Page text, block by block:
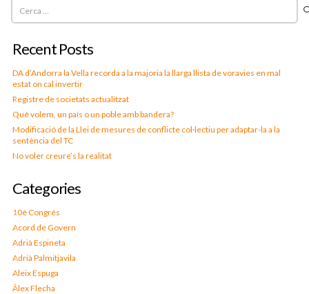
Cerca:
Recent Posts
DA d’Andorra la Vella recorda a la majoria la llarga llista de voravies en mal
estat on cal invertir
Registre de societats actualitzat
Què volem, un país o un poble amb bandera?
Modificació de la Llei de mesures de conflicte col·lectiu per adaptar-la a la
sentència del TC
No voler creure’s la realitat
Categories
10è Congrés
Acord de Govern
Adrià Espineta
Adrià Palmitjavila
Aleix Espuga
Àlex Flecha